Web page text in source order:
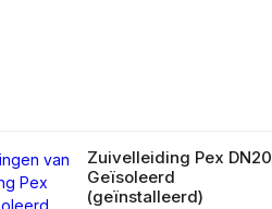
Zuivelleiding Pex DN20
Geïsoleerd
(geïnstalleerd)